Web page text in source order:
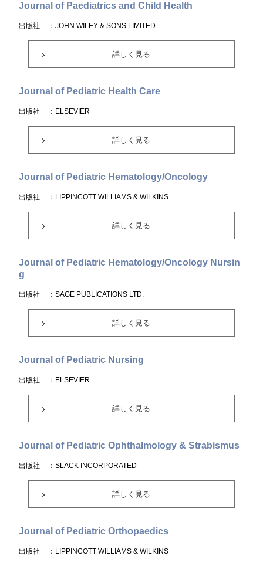
Journal of Paediatrics and Child Health
出版社 ：JOHN WILEY & SONS LIMITED
詳しく見る
Journal of Pediatric Health Care
出版社 ：ELSEVIER
詳しく見る
Journal of Pediatric Hematology/Oncology
出版社 ：LIPPINCOTT WILLIAMS & WILKINS
詳しく見る
Journal of Pediatric Hematology/Oncology Nursin
g
出版社 ：SAGE PUBLICATIONS LTD.
詳しく見る
Journal of Pediatric Nursing
出版社 ：ELSEVIER
詳しく見る
Journal of Pediatric Ophthalmology & Strabismus
出版社 ：SLACK INCORPORATED
詳しく見る
Journal of Pediatric Orthopaedics
出版社 ：LIPPINCOTT WILLIAMS & WILKINS